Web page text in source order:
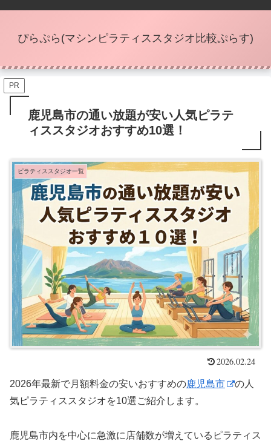
ぴらぷら(マシンピラティススタジオ比較ぷらす)
PR
鹿児島市の通い放題が安い人気ピラテ
ィススタジオおすすめ10選！
ピラティススタジオ一覧
2026.02.24
2026年最新で月額料金の安いおすすめの鹿児島市
の人
気ピラティススタジオを10選ご紹介します。
鹿児島市内を中心に急激に店舗数が増えているピラティス